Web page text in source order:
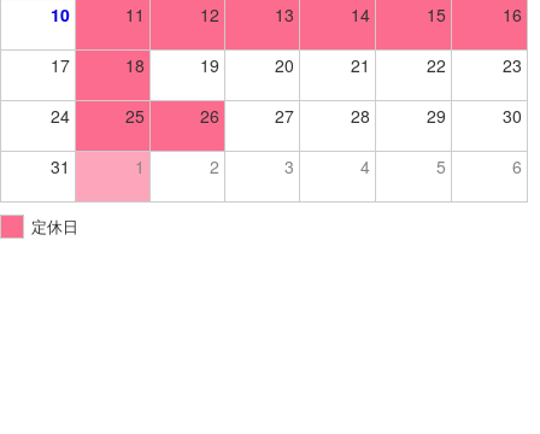
10 11 12 13 14 15 16
17 18 19 20 21 22 23
24 25 26 27 28 29 30
31 1 2 3 4 5 6
定休日